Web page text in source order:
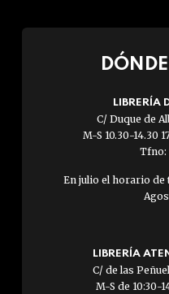
LIBRERÍA
C/ Duque de
M-S 10.30-14.30
Tfno:
En julio el horario de
LIBRERÍA
C/ de las
M-S de 10:30-